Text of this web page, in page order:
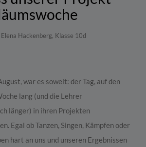
Elena Hackenberg, Klasse 10d
war es soweit: der Tag, auf den
lang (und die Lehrer
länger) in ihren Projekten
Egal ob Tanzen, Singen, Kämpfen oder
hart an uns und unseren Ergebnissen